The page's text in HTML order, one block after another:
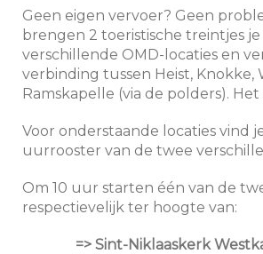
Geen eigen vervoer? Geen
brengen 2 toeristische treintjes je
verschillende OMD-locaties en
verbinding tussen Heist, Knokke,
Ramskapelle (via de polders). Het
Voor onderstaande locaties vind
uurrooster van de twee
Om 10 uur starten één van de
respectievelijk ter hoogte van:
=> Sint-Niklaaskerk